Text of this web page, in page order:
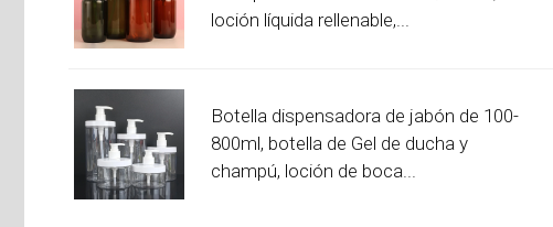
loción líquida rellenable,...
Botella dispensadora de jabón de 100-
800ml, botella de Gel de ducha y
champú, loción de boca...